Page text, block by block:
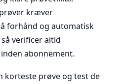
kræver
forhånd og automatisk
verificer altid
abonnement.
korteste prøve og test de